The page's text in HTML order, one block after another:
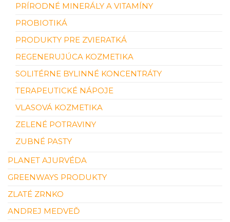
PRÍRODNÉ MINERÁLY A VITAMÍNY
PROBIOTIKÁ
PRODUKTY PRE ZVIERATKÁ
REGENERUJÚCA KOZMETIKA
SOLITÉRNE BYLINNÉ KONCENTRÁTY
TERAPEUTICKÉ NÁPOJE
VLASOVÁ KOZMETIKA
ZELENÉ POTRAVINY
ZUBNÉ PASTY
PLANET AJURVÉDA
GREENWAYS PRODUKTY
ZLATÉ ZRNKO
ANDREJ MEDVEĎ